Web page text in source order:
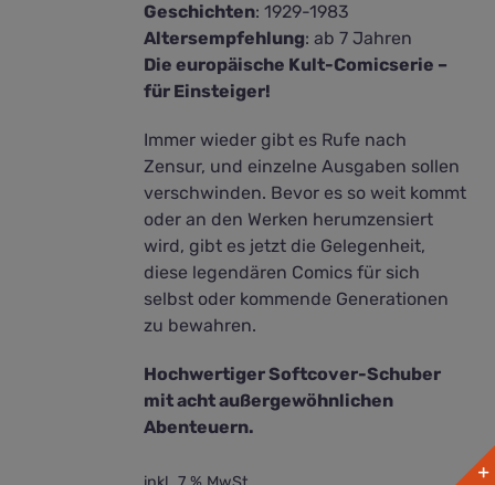
Geschichten: 1929-1983
Altersempfehlung: ab 7 Jahren
Die europäische Kult-Comicserie –
für Einsteiger!
Immer wieder gibt es Rufe nach
Zensur, und einzelne Ausgaben sollen
verschwinden. Bevor es so weit kommt
oder an den Werken herumzensiert
wird, gibt es jetzt die Gelegenheit,
diese legendären Comics für sich
selbst oder kommende Generationen
zu bewahren.
Hochwertiger Softcover-Schuber
mit acht außergewöhnlichen
Abenteuern.